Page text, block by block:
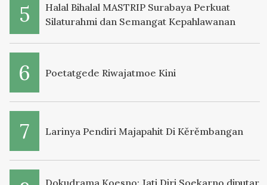
Halal Bihalal MASTRIP Surabaya Perkuat
Silaturahmi dan Semangat Kepahlawanan
Poetatgede Riwajatmoe Kini
Larinya Pendiri Majapahit Di Kěrěmbangan
Dokudrama Koesno: Jati Diri Soekarno diputar